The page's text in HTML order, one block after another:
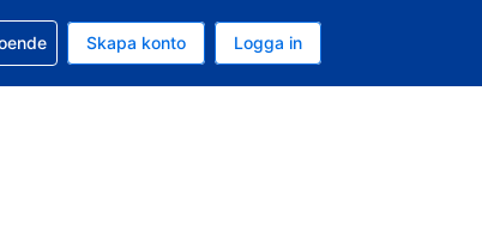
kronor
är Svenska
Skapa konto Logga in